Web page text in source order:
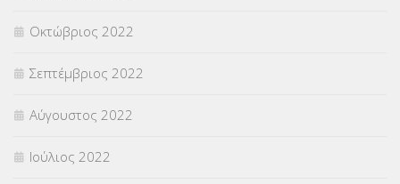
Οκτώβριος 2022
Σεπτέμβριος 2022
Αύγουστος 2022
Ιούλιος 2022